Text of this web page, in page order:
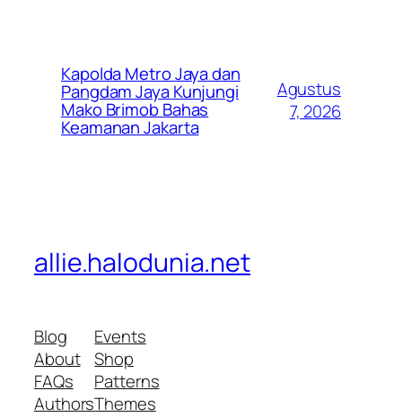
Kapolda Metro Jaya dan
Pangdam Jaya Kunjungi
Mako Brimob Bahas
Keamanan Jakarta
Agustus
7, 2026
allie.halodunia.net
Blog
About
FAQs
Authors
Events
Shop
Patterns
Themes